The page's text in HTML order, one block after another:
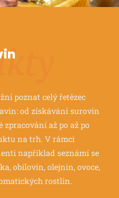
poznat celý řetězec
od získávání surovin
zpracování až po až po
na trh. V rámci
například seznámí se
obilovin, olejnin, ovoce,
rostlin.